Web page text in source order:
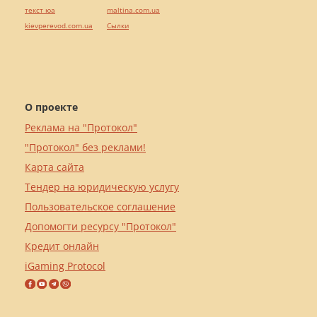
О проекте
Реклама на "Протокол"
"Протокол" без реклами!
Карта сайта
Тендер на юридическую услугу
Пользовательское соглашение
Допомогти ресурсу "Протокол"
Кредит онлайн
iGaming Protocol
текст юа
kievperevod.com.ua
maltina.com.ua
Cылки